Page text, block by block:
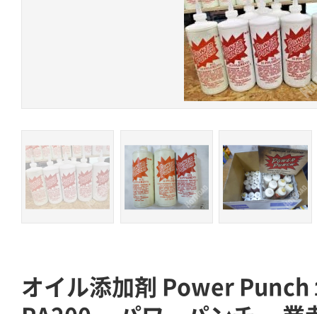
オイル添加剤 Power Punch